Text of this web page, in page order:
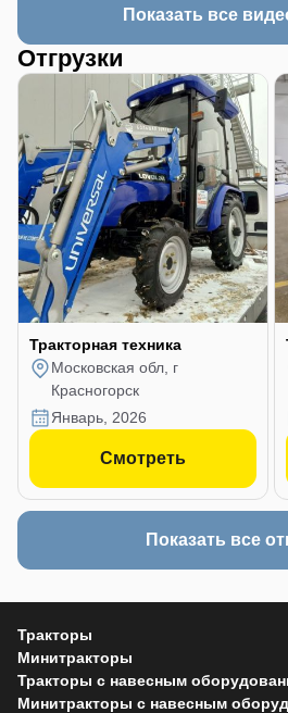
Показать все
Отгрузки
Тракторная техника
Московская обл, г
Красногорск
январь, 2026
Смотреть
Показать все
Тракторы
Минитракторы
Тракторы с навесным
Минитракторы с навесным